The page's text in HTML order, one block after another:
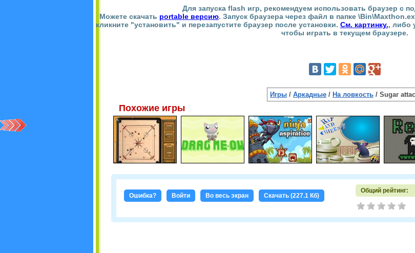
Для запуска flash игр, рекомендуем использовать браузер с
Можете скачать portable версию. Запуск браузера через файл в папке
кликните "установить" и перезапустите браузер после установки. См. картинку., либо
чтобы играть в текущем браузере.
Игры / Аркадные / На ловкость / Sugar
Похожие игры
Ошибка? Войти Во весь экран Скачать (227.1 Кб)
Общий рейтинг: